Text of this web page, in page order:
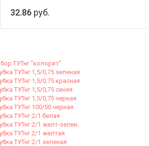
32.86 руб.
ТУТнг "колорит"
ТУТнг 1,5/0,75 зеленая
ТУТнг 1,5/0,75 красная
ТУТнг 1,5/0,75 синяя
ТУТнг 1,5/0,75 черная
ТУТнг 100/50 черная
ТУТнг 2/1 белая
ТУТнг 2/1 желт-зелен.
ТУТнг 2/1 желтая
ТУТнг 2/1 зеленая